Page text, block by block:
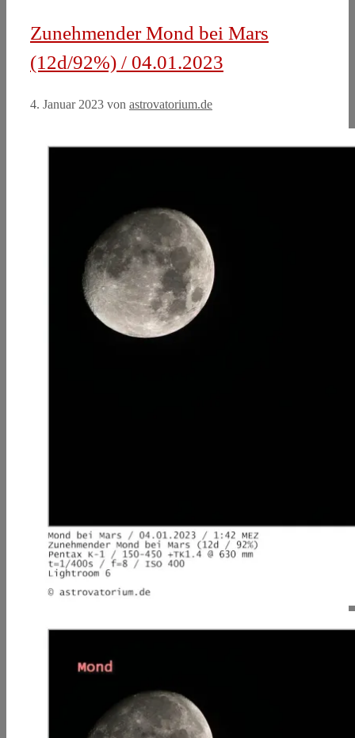
Zunehmender Mond bei Mars
(12d/92%) / 04.01.2023
4. Januar 2023 von astrovatorium.de